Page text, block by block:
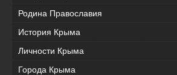
Родина Православия
История Крыма
Личности Крыма
Города Крыма